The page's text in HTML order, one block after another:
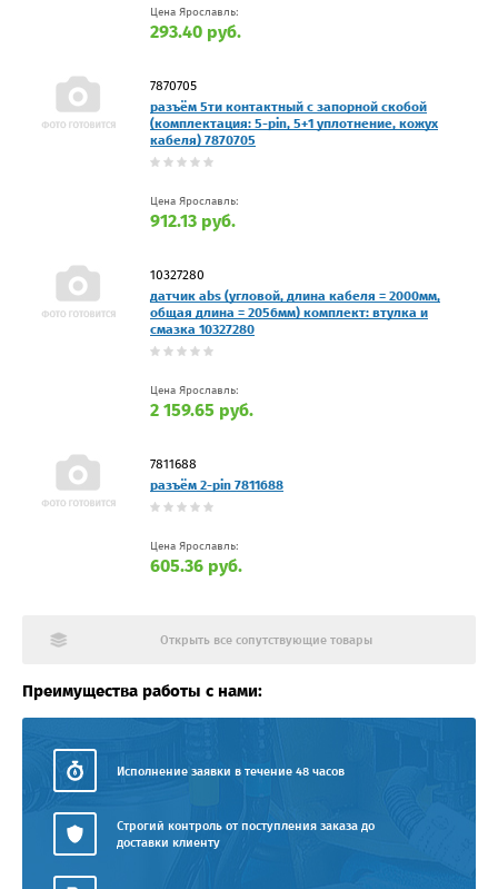
Цена Ярославль:
293.40 руб.
7870705
разъём 5ти контактный с запорной скобой
(комплектация: 5-pin, 5+1 уплотнение, кожух
кабеля) 7870705
Цена Ярославль:
912.13 руб.
10327280
датчик abs (угловой, длина кабеля = 2000мм,
общая длина = 2056мм) комплект: втулка и
смазка 10327280
Цена Ярославль:
2 159.65 руб.
7811688
разъём 2-pin 7811688
Цена Ярославль:
605.36 руб.
Открыть все сопутствующие товары
Преимущества работы с нами:
Исполнение заявки в течение 48 часов
Строгий контроль от поступления заказа до
доставки клиенту